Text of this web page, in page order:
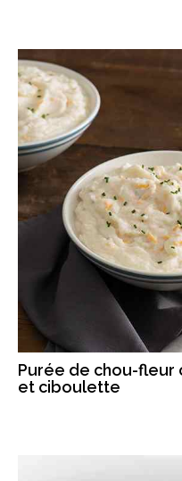
Purée de chou-fleur
et ciboulette